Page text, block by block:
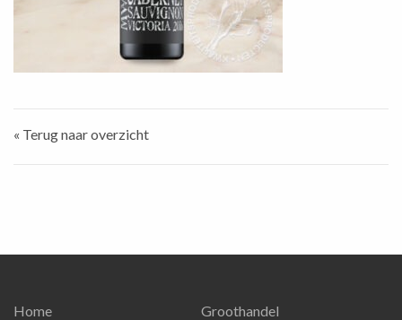
« Terug naar overzicht
Home
Groothandel